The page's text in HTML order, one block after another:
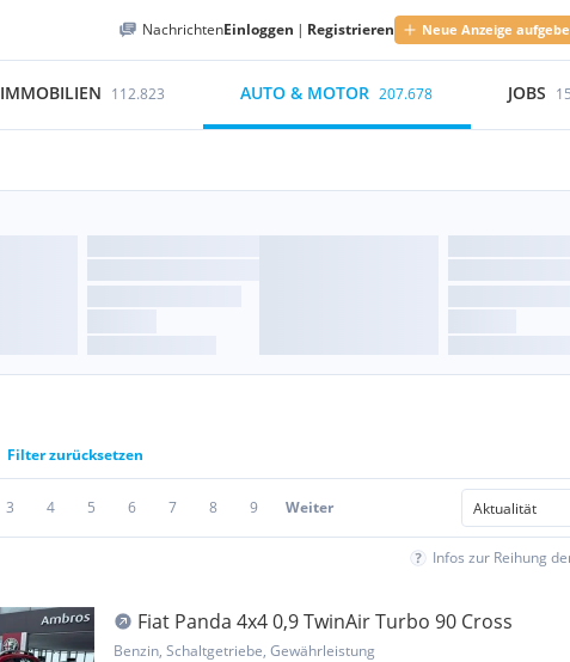
NachrichtenEinloggen | Registrieren Neue Anzeige
IMMOBILIEN 112.823 AUTO & MOTOR 207.678 JOBS
Filter zurücksetzen
3 4 5 6 7 8 9 Weiter
Infos zur Reihung
Fiat Panda 4x4 0,9 TwinAir Turbo 90 Cross
Benzin, Schaltgetriebe, Gewährleistung